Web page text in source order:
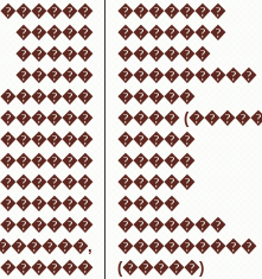
������
�����
�����
�����
������
������
������
�������
�������
������
���������
�����
����
�����
�����
�����
����
�������
���������
(�����)